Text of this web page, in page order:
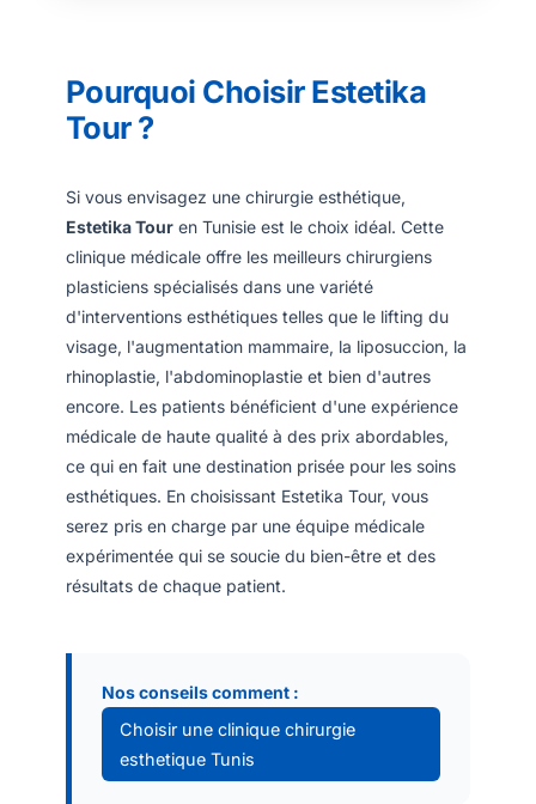
Pourquoi Choisir Estetika
Tour ?
Si vous envisagez une chirurgie esthétique,
Estetika Touren Tunisie est le choix idéal. Cette
clinique médicale offre les meilleurs chirurgiens
plasticiens spécialisés dans une variété
d'interventions esthétiques telles que le lifting du
visage, l'augmentation mammaire, la liposuccion, la
rhinoplastie, l'abdominoplastie et bien d'autres
encore. Les patients bénéficient d'une expérience
médicale de haute qualité à des prix abordables,
ce qui en fait une destination prisée pour les soins
esthétiques. En choisissant Estetika Tour, vous
serez pris en charge par une équipe médicale
expérimentée qui se soucie du bien-être et des
résultats de chaque patient.
Nos conseils comment :
Choisir une clinique chirurgie
esthetique Tunis